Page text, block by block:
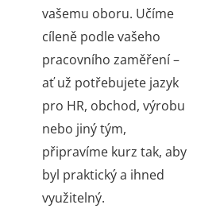
vašemu oboru. Učíme
cíleně podle vašeho
pracovního zaměření –
ať už potřebujete jazyk
pro HR, obchod, výrobu
nebo jiný tým,
připravíme kurz tak, aby
byl praktický a ihned
využitelný.